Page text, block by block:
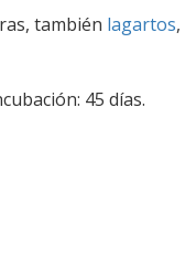
también lagartos,
45 días.